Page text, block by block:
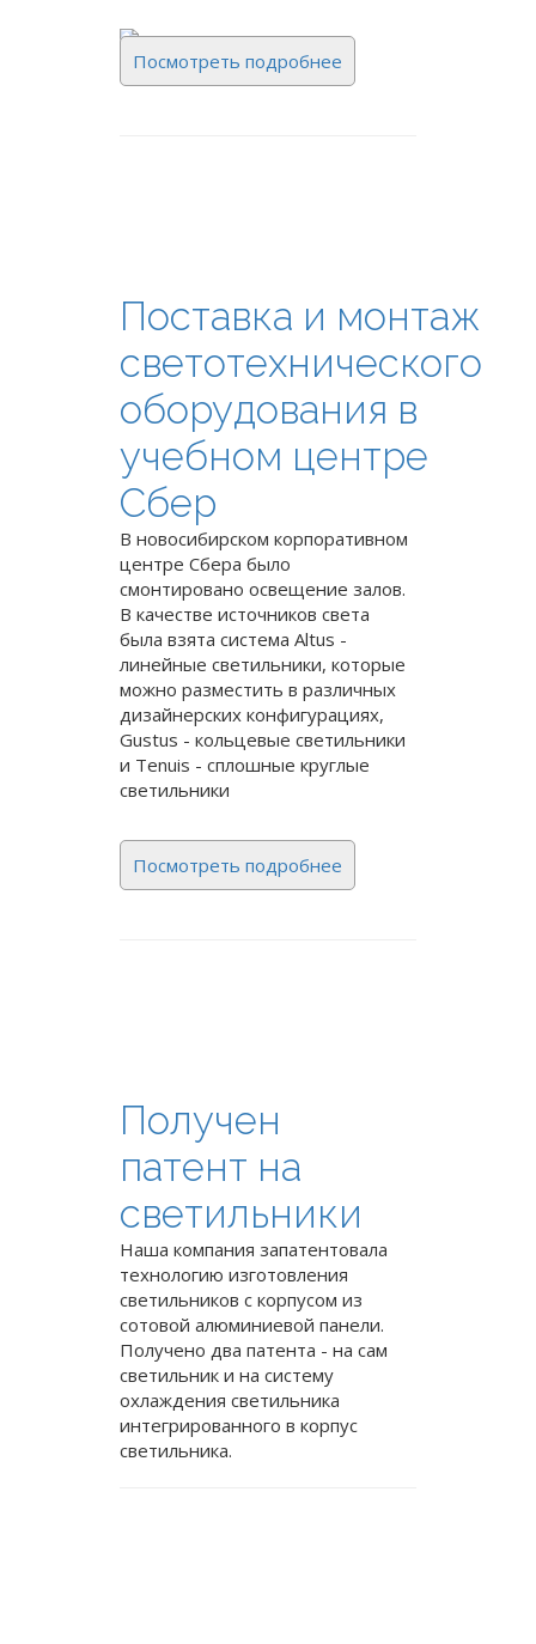
Посмотреть подробнее
Поставка и монтаж
светотехнического
оборудования в
учебном центре
Сбер
В новосибирском корпоративном
центре Сбера было
смонтировано освещение залов.
В качестве источников света
была взята система Altus -
линейные светильники, которые
можно разместить в различных
дизайнерских конфигурациях,
Gustus - кольцевые светильники
и Tenuis - сплошные круглые
светильники
Посмотреть подробнее
Получен
патент на
светильники
Наша компания запатентовала
технологию изготовления
светильников с корпусом из
сотовой алюминиевой панели.
Получено два патента - на сам
светильник и на систему
охлаждения светильника
интегрированного в корпус
светильника.